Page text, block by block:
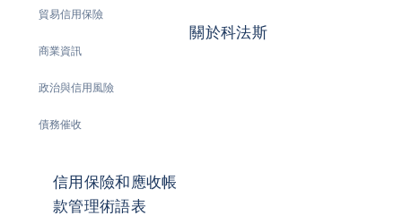
貿易信用保險
商業資訊
政治與信用風險
債務催收
關於科法斯
信用保險和應收帳
款管理術語表